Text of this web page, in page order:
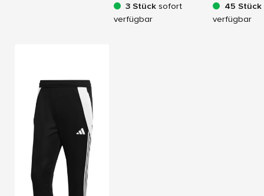
3 Stück sofort
verfügbar
45 Stück
verfügbar